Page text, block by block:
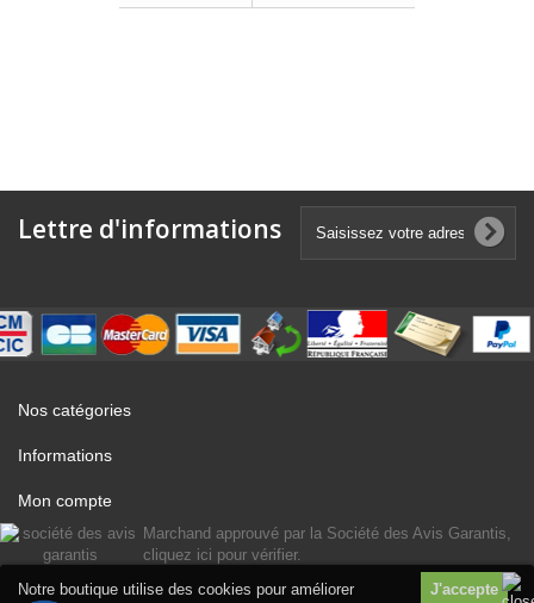
Notre boutique utilise des cookies pour améliorer
Lettre d'informations
Nos catégories
Informations
Mon compte
Marchand approuvé par la Société des Avis Garantis,
cliquez ici pour vérifier.